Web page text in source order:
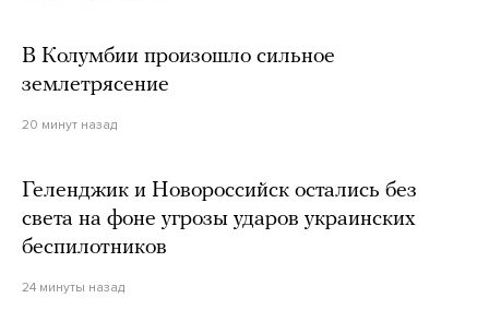
В Колумбии произошло сильное
землетрясение
20 минут назад
Геленджик и Новороссийск остались без
света на фоне угрозы ударов украинских
беспилотников
24 минуты назад